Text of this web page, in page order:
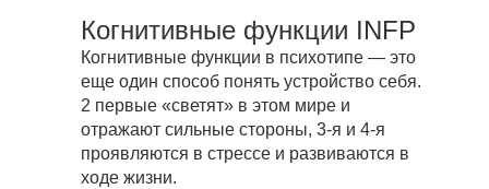
Когнитивные функции INFP
Когнитивные функции в психотипе — это
еще один способ понять устройство себя.
2 первые «светят» в этом мире и
отражают сильные стороны, 3-я и 4-я
проявляются в стрессе и развиваются в
ходе жизни.